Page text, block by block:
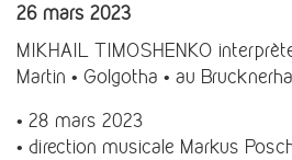
26 mars 2023
MIKHAIL TIMOSHENKO
Martin • Golgotha • au
• 28 mars 2023
• direction musicale Markus